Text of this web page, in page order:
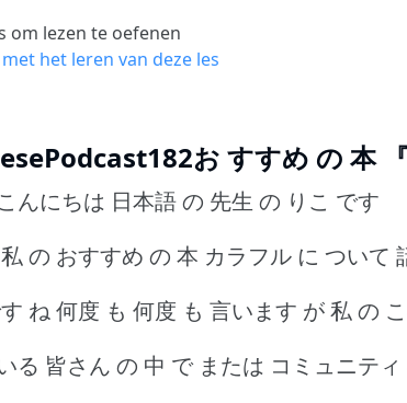
om lezen te oefenen
het leren van deze les
お すすめ の 本
んにちは 日本語 の 先生 の りこ です
の おすすめ の 本 カラフル に ついて
ね 何度 も 何度 も 言います が 私 の
る 皆さん の 中 で または コミュニテ